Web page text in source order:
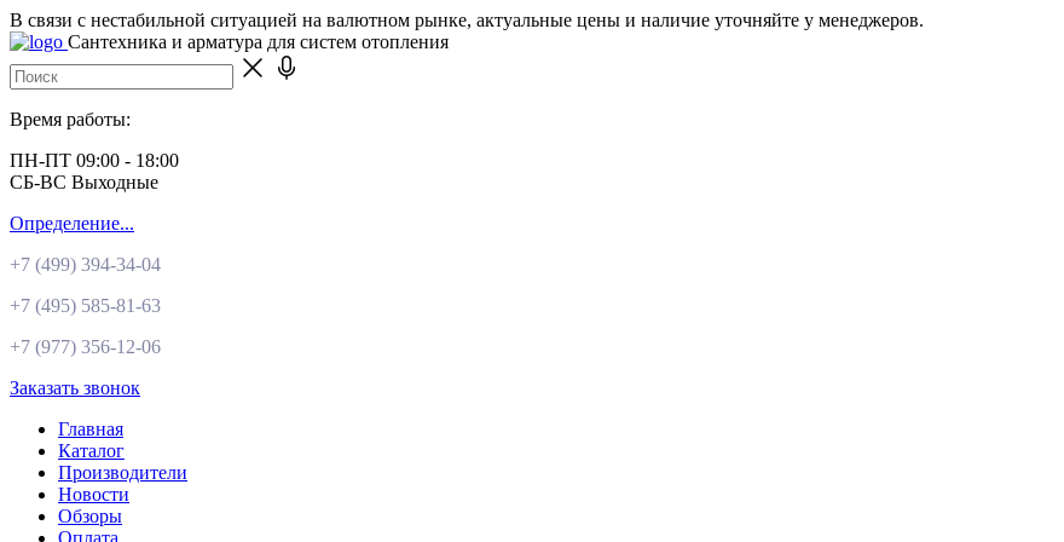
В связи с нестабильной ситуацией на валютном рынке, актуальные цены и наличие уточняйте у менеджеров.
Сантехника и арматура для систем отопления
Время работы:
ПН-ПТ 09:00 - 18:00
СБ-ВС Выходные
Определение...
+7 (499) 394-34-04
+7 (495) 585-81-63
+7 (977) 356-12-06
Заказать звонок
Главная
Каталог
Производители
Новости
Обзоры
Оплата